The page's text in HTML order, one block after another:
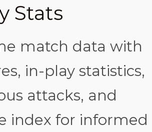
Stats
match data with
in-play statistics,
attacks, and
index for informed